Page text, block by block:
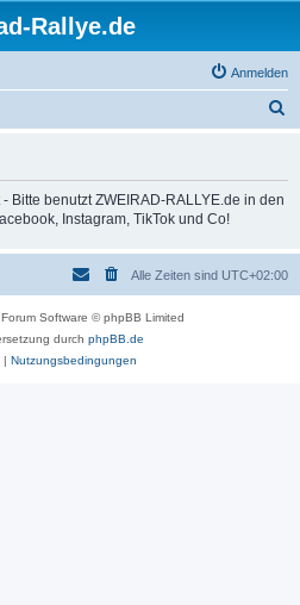
Rallye.de
Anmelden
Bitte benutzt ZWEIRAD-RALLYE.de in den
Instagram, TikTok und Co!
Alle Zeiten sind UTC+02:00
Software © phpBB Limited
durch phpBB.de
| Nutzungsbedingungen